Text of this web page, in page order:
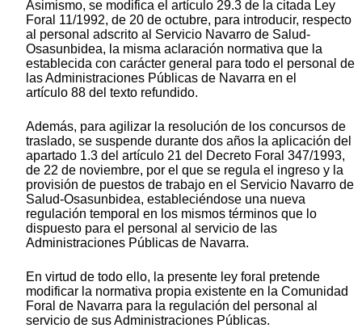
Asimismo, se modifica el artículo 29.3 de la citada Ley
Foral 11/1992, de 20 de octubre, para introducir, respecto
al personal adscrito al Servicio Navarro de Salud-
Osasunbidea, la misma aclaración normativa que la
establecida con carácter general para todo el personal de
las Administraciones Públicas de Navarra en el
artículo 88 del texto refundido.
Además, para agilizar la resolución de los concursos de
traslado, se suspende durante dos años la aplicación del
apartado 1.3 del artículo 21 del Decreto Foral 347/1993,
de 22 de noviembre, por el que se regula el ingreso y la
provisión de puestos de trabajo en el Servicio Navarro de
Salud-Osasunbidea, estableciéndose una nueva
regulación temporal en los mismos términos que lo
dispuesto para el personal al servicio de las
Administraciones Públicas de Navarra.
En virtud de todo ello, la presente ley foral pretende
modificar la normativa propia existente en la Comunidad
Foral de Navarra para la regulación del personal al
servicio de sus Administraciones Públicas.